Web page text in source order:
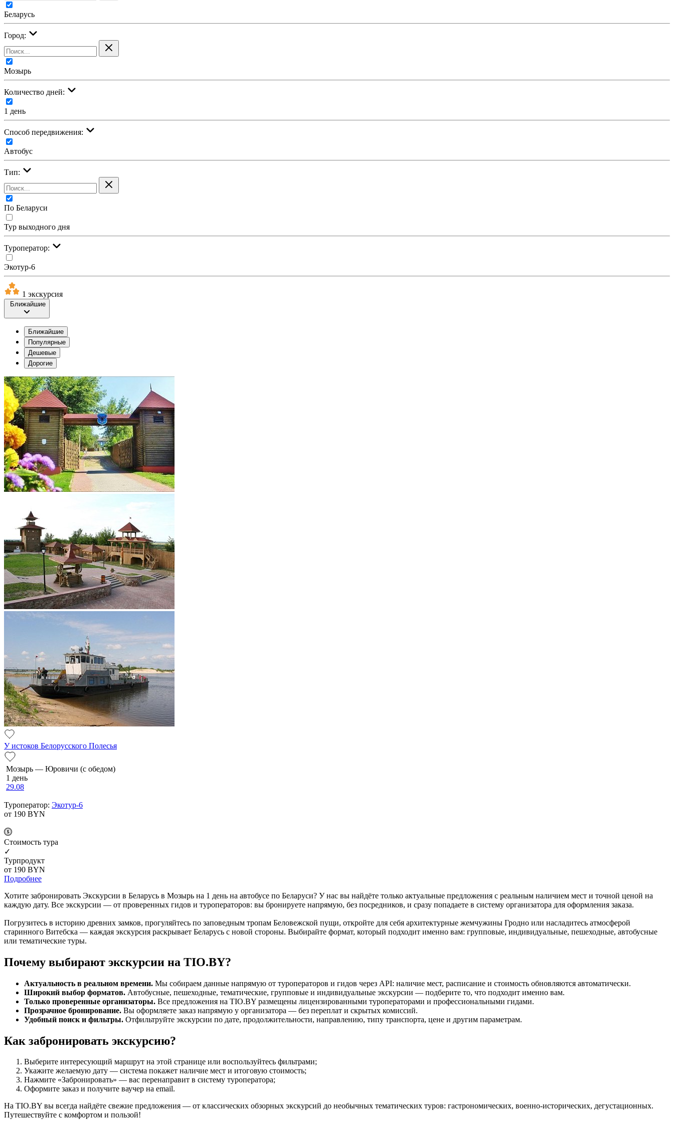
Беларусь
Город:
Мозырь
Количество дней:
1 день
Cпособ передвижения:
Автобус
Тип:
По Беларуси
Тур выходного дня
Туроператор:
Экотур-6
1 экскурсия
Ближайшие
Ближайшие
Популярные
Дешевые
Дорогие
У истоков Белорусского Полесья
Мозырь — Юровичи (с обедом)
1 день
29.08
Туроператор: Экотур-6
от 190 BYN
Cтоимость тура
✓
Турпродукт
от 190 BYN
Подробнее
Хотите забронировать Экскурсии в Беларусь в Мозырь на 1 день на автобусе по Беларуси? У нас вы найдёте только актуальные предложения с реальным наличием мест и точной ценой на
каждую дату. Все экскурсии — от проверенных гидов и туроператоров: вы бронируете напрямую, без посредников, и сразу попадаете в систему организатора для оформления заказа.
Погрузитесь в историю древних замков, прогуляйтесь по заповедным тропам Беловежской пущи, откройте для себя архитектурные жемчужины Гродно или насладитесь атмосферой
старинного Витебска — каждая экскурсия раскрывает Беларусь с новой стороны. Выбирайте формат, который подходит именно вам: групповые, индивидуальные, пешеходные, автобусные
или тематические туры.
Почему выбирают экскурсии на TIO.BY?
Актуальность в реальном времени. Мы собираем данные напрямую от туроператоров и гидов через API: наличие мест, расписание и стоимость обновляются автоматически.
Широкий выбор форматов. Автобусные, пешеходные, тематические, групповые и индивидуальные экскурсии — подберите то, что подходит именно вам.
Только проверенные организаторы. Все предложения на TIO.BY размещены лицензированными туроператорами и профессиональными гидами.
Прозрачное бронирование. Вы оформляете заказ напрямую у организатора — без переплат и скрытых комиссий.
Удобный поиск и фильтры. Отфильтруйте экскурсии по дате, продолжительности, направлению, типу транспорта, цене и другим параметрам.
Как забронировать экскурсию?
Выберите интересующий маршрут на этой странице или воспользуйтесь фильтрами;
Укажите желаемую дату — система покажет наличие мест и итоговую стоимость;
Нажмите «Забронировать» — вас перенаправит в систему туроператора;
Оформите заказ и получите ваучер на email.
На TIO.BY вы всегда найдёте свежие предложения — от классических обзорных экскурсий до необычных тематических туров: гастрономических, военно-исторических, дегустационных.
Путешествуйте с комфортом и пользой!